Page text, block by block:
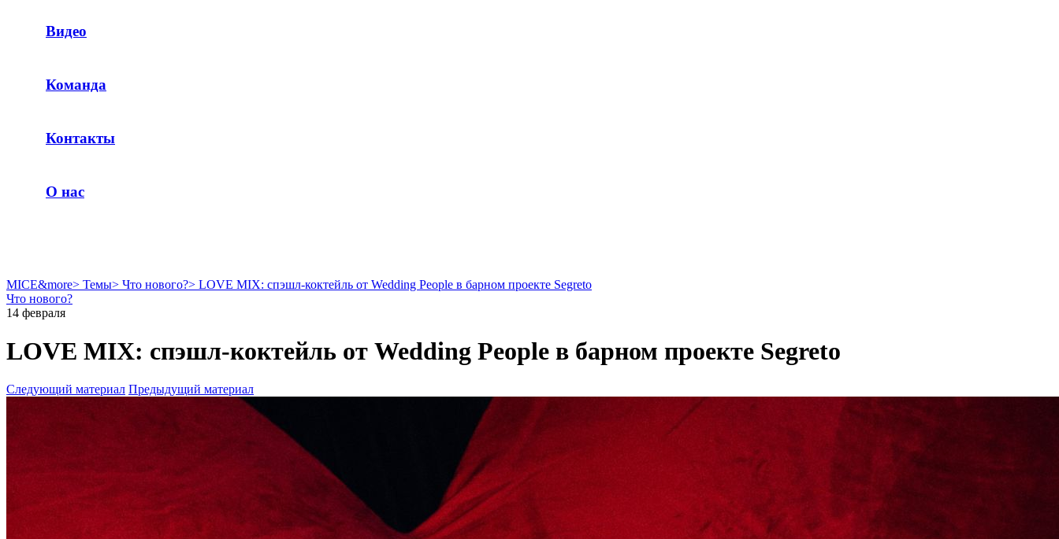
Видео
Команда
Контакты
О нас
MICE&more> Темы> Что нового?> LOVE MIX: спэшл-коктейль от Wedding People в барном проекте Segreto
Что нового?
14 февраля
LOVE MIX: спэшл-коктейль от Wedding People в барном проекте Segreto
Следующий материал Предыдущий материал